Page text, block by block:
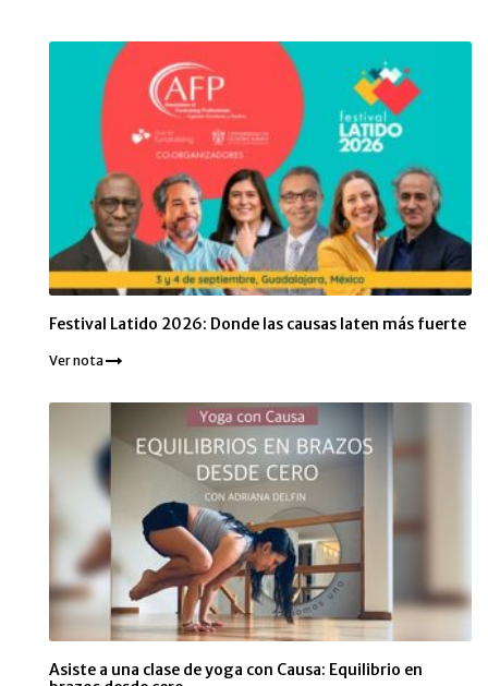
Festival Latido 2026: Donde las causas laten más fuerte
Ver nota
Asiste a una clase de yoga con Causa: Equilibrio en